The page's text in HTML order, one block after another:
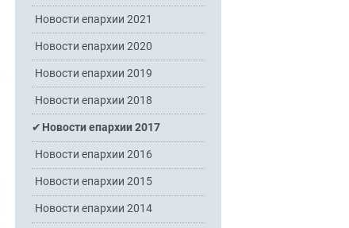
Новости епархии 2021
Новости епархии 2020
Новости епархии 2019
Новости епархии 2018
Новости епархии 2017
Новости епархии 2016
Новости епархии 2015
Новости епархии 2014